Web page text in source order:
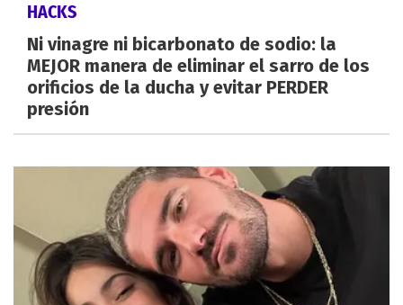
HACKS
Ni vinagre ni bicarbonato de sodio: la
MEJOR manera de eliminar el sarro de los
orificios de la ducha y evitar PERDER
presión